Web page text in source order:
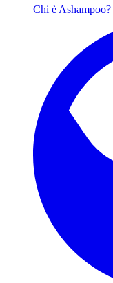
Chi è Ashampoo?